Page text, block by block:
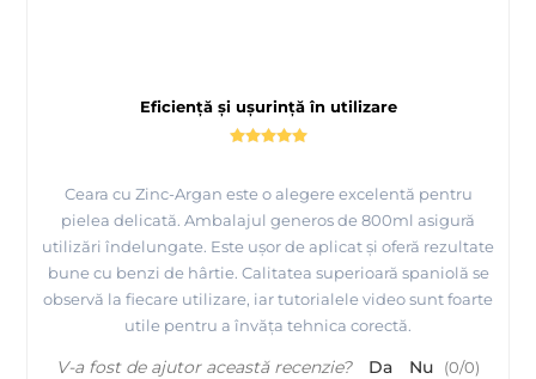
Eficiență și ușurință în utilizare
Ceara cu Zinc-Argan este o alegere excelentă pentru
pielea delicată. Ambalajul generos de 800ml asigură
utilizări îndelungate. Este ușor de aplicat și oferă rezultate
bune cu benzi de hârtie. Calitatea superioară spaniolă se
observă la fiecare utilizare, iar tutorialele video sunt foarte
utile pentru a învăța tehnica corectă.
V-a fost de ajutor această recenzie? Da Nu (0/0)